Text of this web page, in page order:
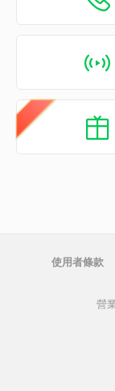
使用者條款
營